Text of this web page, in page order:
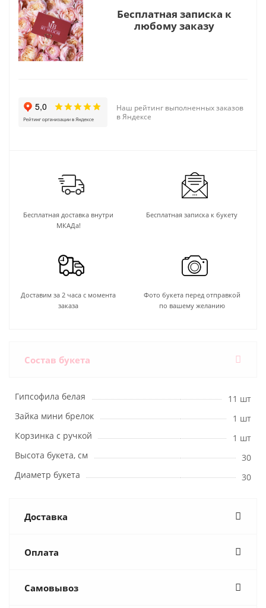
Бесплатная записка к
любому заказу
Наш рейтинг выполненных заказов
в Яндексе
Бесплатная доставка внутри
МКАДа!
Бесплатная записка к букету
Доставим за 2 часа с момента
заказа
Фото букета перед отправкой
по вашему желанию
Состав букета
Гипсофила белая
11 шт
Зайка мини брелок
1 шт
Корзинка с ручкой
1 шт
Высота букета, см
30
Диаметр букета
30
Доставка
Оплата
Самовывоз